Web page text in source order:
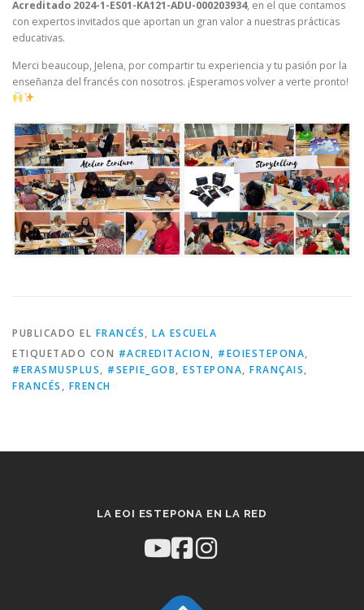
Acreditado 2024-1-ES01-KA121-ADU-000203934, en el que contamos
con expertos invitados que aportan un gran valor a nuestras prácticas
educativas.
Merci beaucoup, Jelena, por compartir tu experiencia y tu pasión por la
enseñanza del francés con nosotros. ¡Esperamos volver a verte pronto!
PUBLICADO EL FRANCÉS, LA ESCUELA
ETIQUETADO CON #ACREDITACION, #EOIESTEPONA,
#ERASMUSPLUS, #SEPIE_GOB, ESTEPONA, FRANÇAIS,
FRANCÉS , FRENCH
LA EOI ESTEPONA EN LA RED